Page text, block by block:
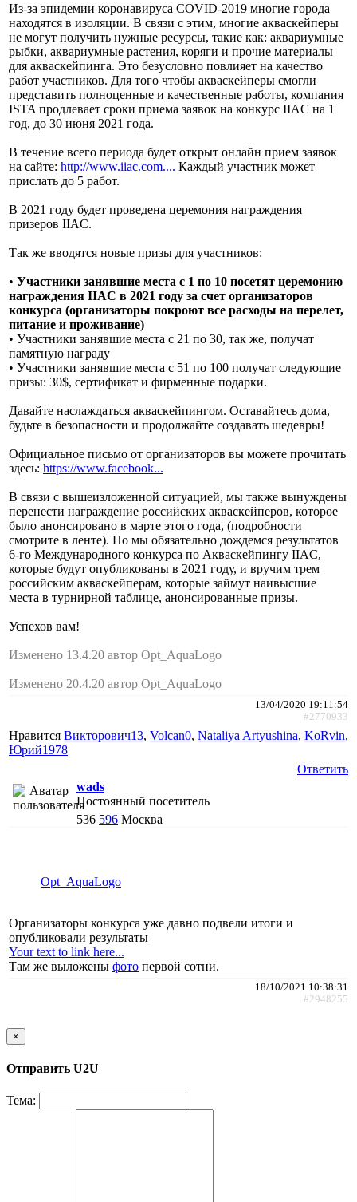
Из-за эпидемии коронавируса COVID-2019 многие города
находятся в изоляции. В связи с этим, многие акваскейперы
не могут получить нужные ресурсы, такие как: аквариумные
рыбки, аквариумные растения, коряги и прочие материалы
для акваскейпинга. Это безусловно повлияет на качество
работ участников. Для того чтобы акваскейперы смогли
представить полноценные и качественные работы, компания
ISTA продлевает сроки приема заявок на конкурс IIAC на 1
год, до 30 июня 2021 года.
В течение всего периода будет открыт онлайн прием заявок
на сайте: http://www.iiac.com.... Каждый участник может
прислать до 5 работ.
В 2021 году будет проведена церемония награждения
призеров IIAC.
Так же вводятся новые призы для участников:
• Участники занявшие места с 1 по 10 посетят церемонию
награждения IIAC в 2021 году за счет организаторов
конкурса (организаторы покроют все расходы на перелет,
питание и проживание)
• Участники занявшие места с 21 по 30, так же, получат
памятную награду
• Участники занявшие места с 51 по 100 получат следующие
призы: 30$, сертификат и фирменные подарки.
Давайте наслаждаться акваскейпингом. Оставайтесь дома,
будьте в безопасности и продолжайте создавать шедевры!
Официальное письмо от организаторов вы можете прочитать
здесь: https://www.facebook...
В связи с вышеизложенной ситуацией, мы также вынуждены
перенести награждение российских акваскейперов, которое
было анонсировано в марте этого года, (подробности
смотрите в ленте). Но мы обязательно дождемся результатов
6-го Международного конкурса по Акваскейпингу IIAC,
которые будут опубликованы в 2021 году, и вручим трем
российским акваскейперам, которые займут наивысшие
места в турнирной таблице, анонсированные призы.
Успехов вам!
Изменено 13.4.20 автор Opt_AquaLogo
Изменено 20.4.20 автор Opt_AquaLogo
13/04/2020 19:11:54
#2770933
Нравится Викторович13, Volcan0, Nataliya Artyushina, KoRvin,
Юрий1978
Ответить
wads
Постоянный посетитель
536 596 Москва
Opt_AquaLogo
Организаторы конкурса уже давно подвели итоги и
опубликовали результаты
Your text to link here...
Там же выложены фото первой сотни.
18/10/2021 10:38:31
#2948255
×
Отправить U2U
Тема: